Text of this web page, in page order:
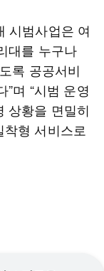
시범사업은 여
대를 누구나
록 공공서비
며 “시범 운영
상황을 면밀히
형 서비스로